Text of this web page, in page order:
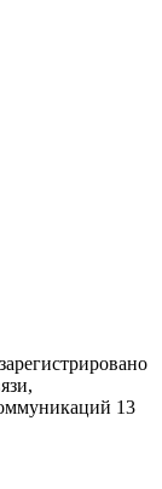
13